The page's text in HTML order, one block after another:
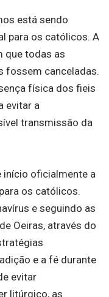
está sendo
para os católicos. A
que todas as
fossem canceladas.
física dos fieis
evitar a
transmissão da
início oficialmente a
os católicos.
e seguindo as
Oeiras, através do
e a fé durante
evitar
litúrgico, as